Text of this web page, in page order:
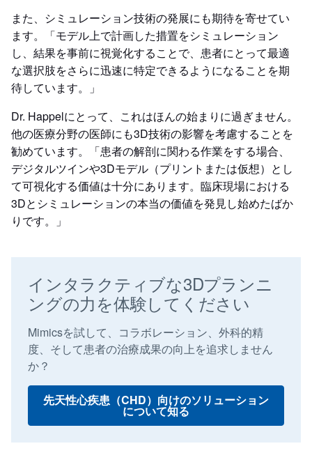
また、シミュレーション技術の発展にも期待を寄せてい
ます。「モデル上で計画した措置をシミュレーション
し、結果を事前に視覚化することで、患者にとって最適
な選択肢をさらに迅速に特定できるようになることを期
待しています。」
Dr. Happelにとって、これはほんの始まりに過ぎません。
他の医療分野の医師にも3D技術の影響を考慮することを
勧めています。「患者の解剖に関わる作業をする場合、
デジタルツインや3Dモデル（プリントまたは仮想）とし
て可視化する価値は十分にあります。臨床現場における
3Dとシミュレーションの本当の価値を発見し始めたばか
りです。」
インタラクティブな3Dプランニ
ングの力を体験してください
Mimicsを試して、コラボレーション、外科的精
度、そして患者の治療成果の向上を追求しません
か？
先天性心疾患（CHD）向けのソリューション
について知る